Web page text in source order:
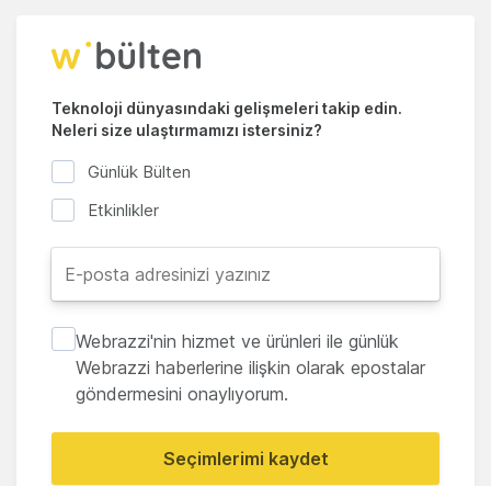
Teknoloji dünyasındaki gelişmeleri takip edin.
Neleri size ulaştırmamızı istersiniz?
Günlük Bülten
Etkinlikler
Webrazzi'nin hizmet ve ürünleri ile günlük
Webrazzi haberlerine ilişkin olarak epostalar
göndermesini onaylıyorum.
Seçimlerimi kaydet